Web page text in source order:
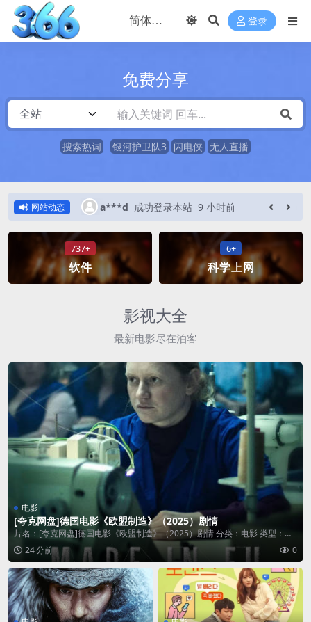
登录
免费分享
搜索热词 银河护卫队3 闪电侠 无人直播
网站动态 a***d 成功登录本站 11 小时前
737+
软件
6+
科学上网
影视大全
最新电影尽在泊客
电影
[夸克网盘]德国电影《欧盟制造》（2025）剧情
片名：[夸克网盘]德国电影《欧盟制造》（2025）剧情 分类：电影 类型：剧
情 ...
24 分前 0